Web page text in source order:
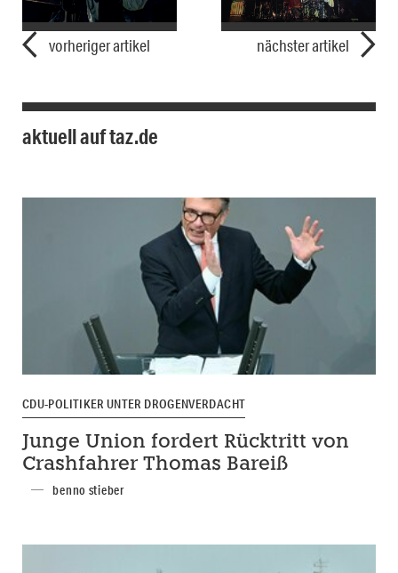
vorheriger artikel nächster artikel
aktuell auf taz.de
CDU-POLITIKER UNTER DROGENVERDACHT
Junge Union fordert Rücktritt von
Crashfahrer Thomas Bareiß
benno stieber